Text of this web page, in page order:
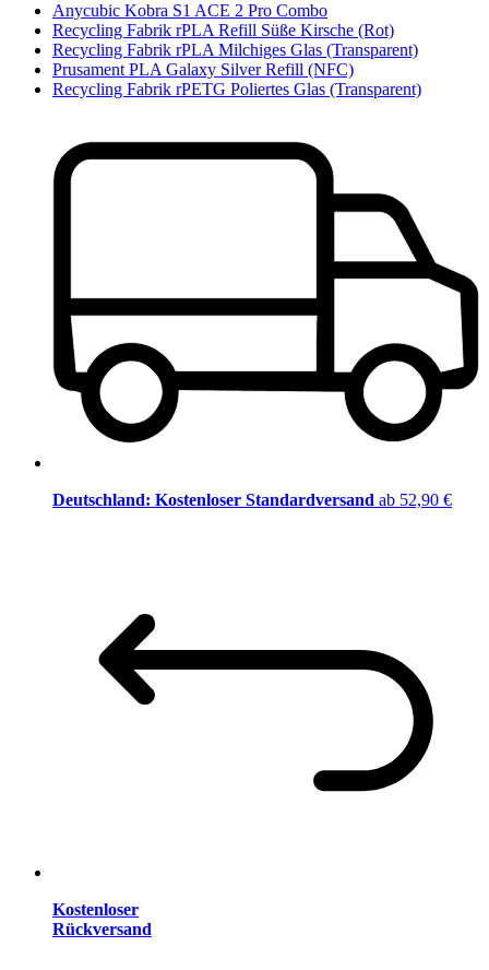
Anycubic Kobra S1 ACE 2 Pro Combo
Recycling Fabrik rPLA Refill Süße Kirsche (Rot)
Recycling Fabrik rPLA Milchiges Glas (Transparent)
Prusament PLA Galaxy Silver Refill (NFC)
Recycling Fabrik rPETG Poliertes Glas (Transparent)
Deutschland: Kostenloser Standardversand ab 52,90 €
Kostenloser
Rückversand